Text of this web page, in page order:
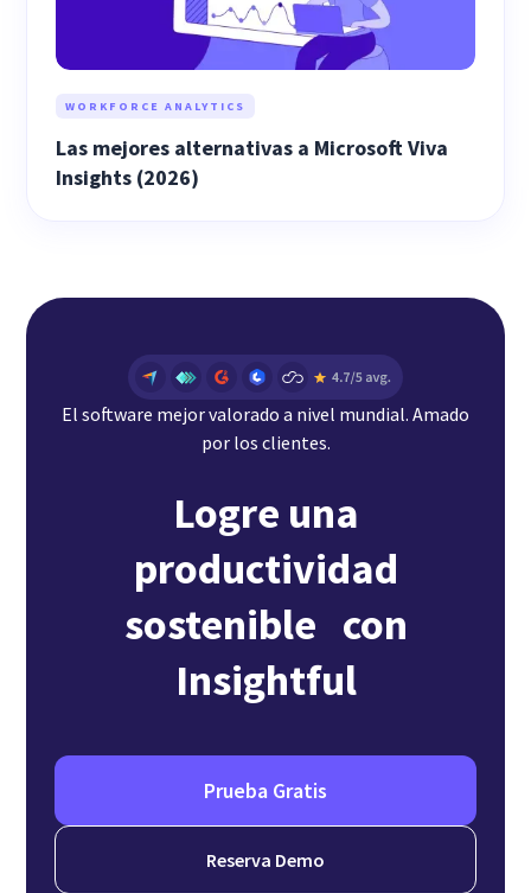
WORKFORCE ANALYTICS
Las mejores alternativas a Microsoft Viva
Insights (2026)
El software mejor valorado a nivel mundial. Amado
por los clientes.
Logre una
productividad
sostenible con
Insightful
Prueba Gratis
Reserva Demo